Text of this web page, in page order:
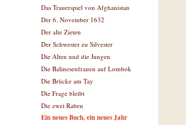
Das Trauerspiel von Afghanistan
Der 6. November 1632
Der alte Zieten
Der Schwester zu Silvester
Die Alten und die Jungen
Die Balinesenfrauen auf Lombok
Die Brücke am Tay
Die Frage bleibt
Die zwei Raben
Ein neues Buch, ein neues Jahr